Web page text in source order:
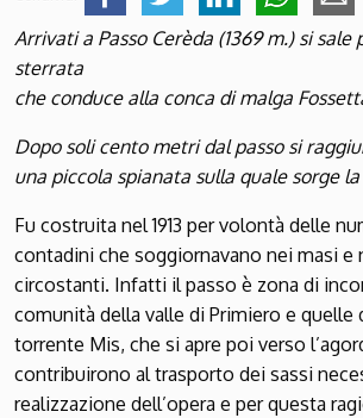
Arrivati a Passo Cerèda (1369 m.) si sale
sterrata
che conduce alla conca di malga
Dopo soli cento metri dal passo si
una piccola spianata sulla quale sorge
Fu costruita nel 1913 per volontà delle
contadini che soggiornavano nei masi e
circostanti. Infatti il passo è zona di
comunità della valle di Primiero e quelle
torrente Mis, che si apre poi verso
contribuirono al trasporto dei sassi
realizzazione dell’opera e per questa